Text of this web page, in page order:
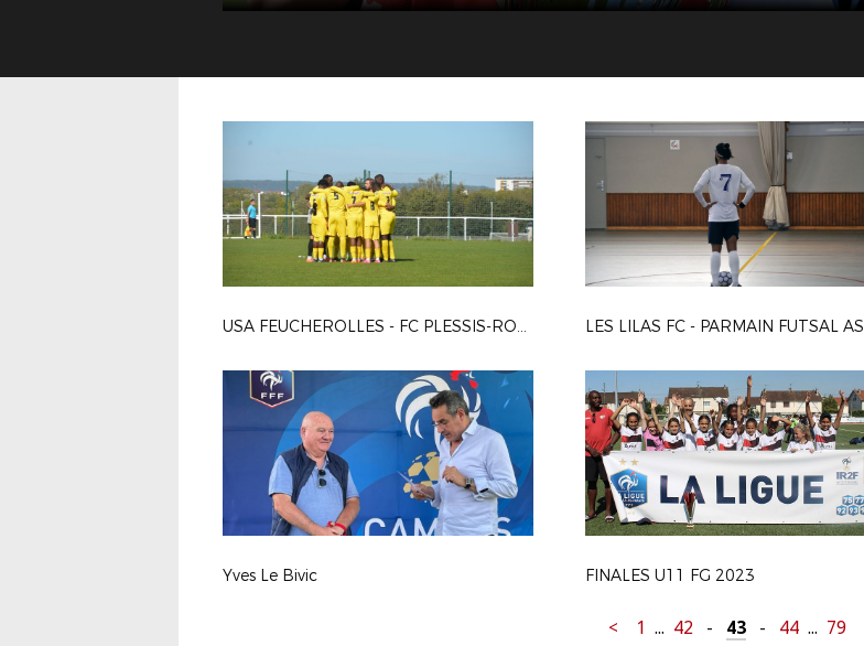
USA FEUCHEROLLES - FC PLESSIS-ROBINSON LES LILAS FC - PARMAIN FUTSAL AS
Yves Le Bivic FINALES U11 FG 2023
< 1 ... 42 - 43 - 44 ... 79